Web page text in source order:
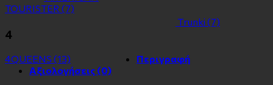
TOURISTER (7)
Τrunki (7)
4
4QUEENS (13)
Περιγραφή
Αξιολογήσεις (0)